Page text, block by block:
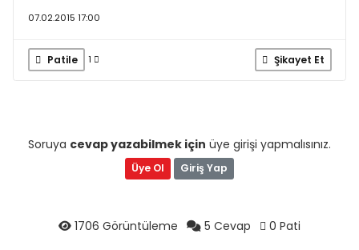
07.02.2015 17:00
Patile 1 Şikayet Et
Soruya cevap yazabilmek için üye girişi yapmalısınız.
Üye Ol Giriş Yap
1706 Görüntüleme 5 Cevap 0 Pati